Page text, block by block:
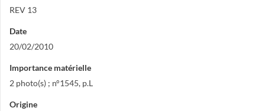
REV 13
Date
20/02/2010
Importance matérielle
2 photo(s) ; n°1545, p.L
Origine